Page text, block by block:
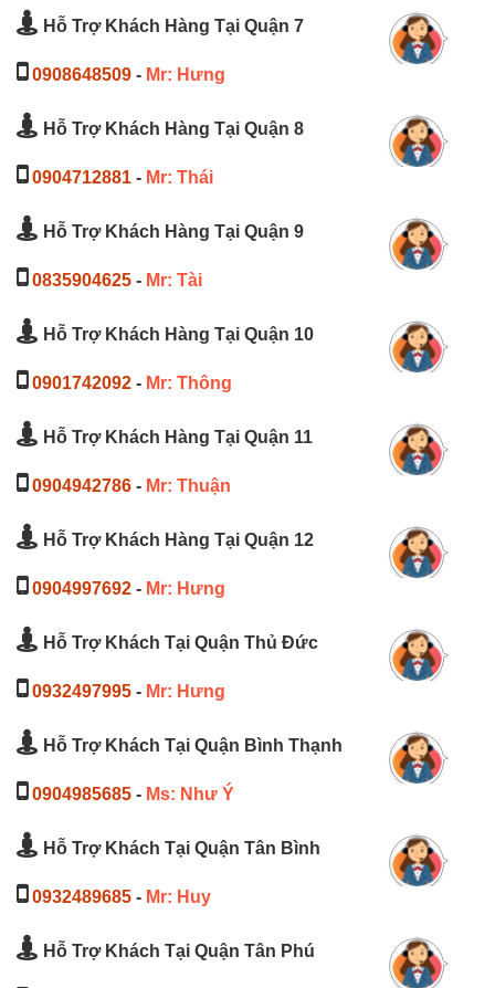
Hỗ Trợ Khách Hàng Tại Quận 7
0908648509 - Mr: Hưng
Hỗ Trợ Khách Hàng Tại Quận 8
0904712881 - Mr: Thái
Hỗ Trợ Khách Hàng Tại Quận 9
0835904625 - Mr: Tài
Hỗ Trợ Khách Hàng Tại Quận 10
0901742092 - Mr: Thông
Hỗ Trợ Khách Hàng Tại Quận 11
0904942786 - Mr: Thuận
Hỗ Trợ Khách Hàng Tại Quận 12
0904997692 - Mr: Hưng
Hỗ Trợ Khách Tại Quận Thủ Đức
0932497995 - Mr: Hưng
Hỗ Trợ Khách Tại Quận Bình Thạnh
0904985685 - Ms: Như Ý
Hỗ Trợ Khách Tại Quận Tân Bình
0932489685 - Mr: Huy
Hỗ Trợ Khách Tại Quận Tân Phú